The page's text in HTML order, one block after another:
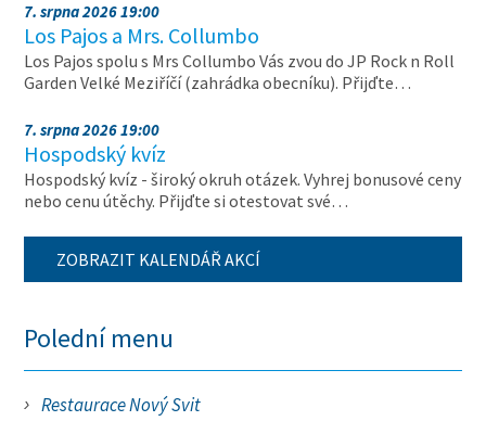
7. srpna 2026 19:00
Los Pajos a Mrs. Collumbo
Los Pajos spolu s Mrs Collumbo Vás zvou do JP Rock n Roll
Garden Velké Meziříčí (zahrádka obecníku). Přijďte…
7. srpna 2026 19:00
Hospodský kvíz
Hospodský kvíz - široký okruh otázek. Vyhrej bonusové ceny
nebo cenu útěchy. Přijďte si otestovat své…
ZOBRAZIT KALENDÁŘ AKCÍ
Polední menu
Restaurace Nový Svit